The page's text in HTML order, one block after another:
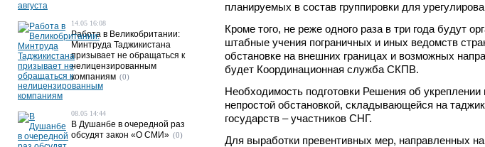
планируемых в состав группировки для
Кроме того, не реже одного раза в три года будут
штабные учения пограничных и иных ведомств
обстановке на внешних границах и возможных
будет Координационная служба СКПВ.
Необходимость подготовки Решения об укреплении
непростой обстановкой, складывающейся на
государств – участников СНГ.
Для выработки превентивных мер, направленных
14.05 16:08
Работа в Великобритании:
Минтруда Таджикистана
призывает не обращаться к
нелицензированным
компаниям (0)
08.05 14:44
В Душанбе в очередной раз
обсудят закон «О СМИ» (0)